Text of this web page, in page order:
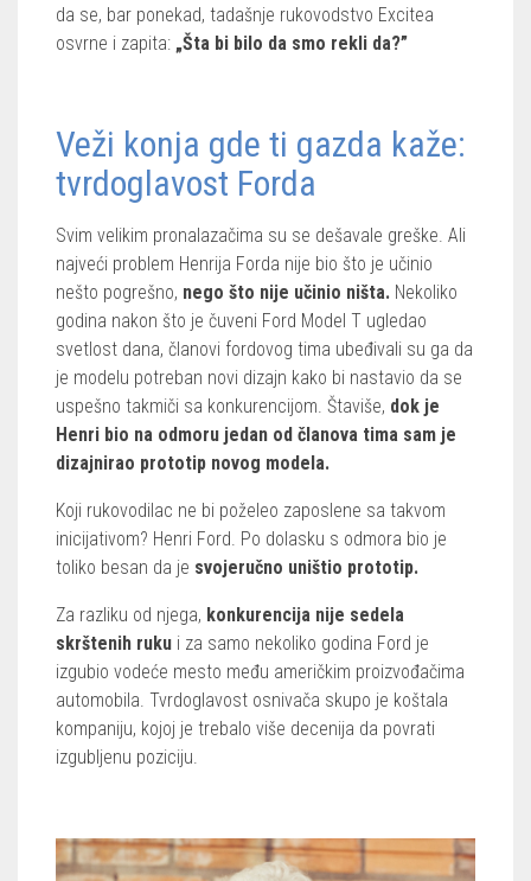
da se, bar ponekad, tadašnje rukovodstvo Excitea
osvrne i zapita: „Šta bi bilo da smo rekli da?”
Veži konja gde ti gazda kaže:
tvrdoglavost Forda
Svim velikim pronalazačima su se dešavale greške. Ali
najveći problem Henrija Forda nije bio što je učinio
nešto pogrešno, nego što nije učinio ništa. Nekoliko
godina nakon što je čuveni Ford Model T ugledao
svetlost dana, članovi fordovog tima ubeđivali su ga da
je modelu potreban novi dizajn kako bi nastavio da se
uspešno takmiči sa konkurencijom. Štaviše, dok je
Henri bio na odmoru jedan od članova tima sam je
dizajnirao prototip novog modela.
Koji rukovodilac ne bi poželeo zaposlene sa takvom
inicijativom? Henri Ford. Po dolasku s odmora bio je
toliko besan da je svojeručno uništio prototip.
Za razliku od njega, konkurencija nije sedela
skrštenih ruku i za samo nekoliko godina Ford je
izgubio vodeće mesto među američkim proizvođačima
automobila. Tvrdoglavost osnivača skupo je koštala
kompaniju, kojoj je trebalo više decenija da povrati
izgubljenu poziciju.